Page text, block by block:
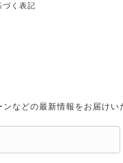
づく表記
などの最新情報をお届けい